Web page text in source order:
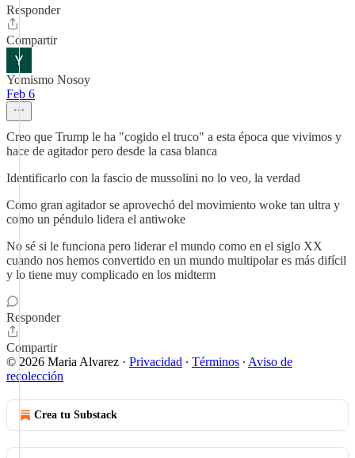
Responder
Compartir
Yomismo Nosoy
Feb 6
Creo que Trump le ha "cogido el truco" a esta época que vivimos y
hace de agitador pero desde la casa blanca
Identificarlo con la fascio de mussolini no lo veo, la verdad
Como gran agitador se aprovechó del movimiento woke tan ultra y
como un péndulo lidera el antiwoke
No sé si le funciona pero liderar el mundo como en el siglo XX
cuando nos hemos convertido en un mundo multipolar es más difícil
y lo tiene muy complicado en los midterm
Responder
Compartir
© 2026 Maria Alvarez · Privacidad ∙ Términos ∙ Aviso de
recolección
Crea tu Substack